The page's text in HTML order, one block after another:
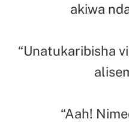
akiwa
“Unatukaribisha
“Aah!